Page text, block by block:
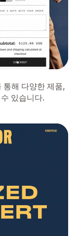
통해 다양한 제품,
있습니다.